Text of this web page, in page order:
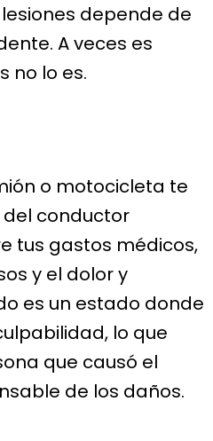
depende de
A veces es
no lo es.
o motocicleta te
conductor
tus gastos médicos,
y el dolor y
es un estado donde
lo que
que causó el
de los daños.